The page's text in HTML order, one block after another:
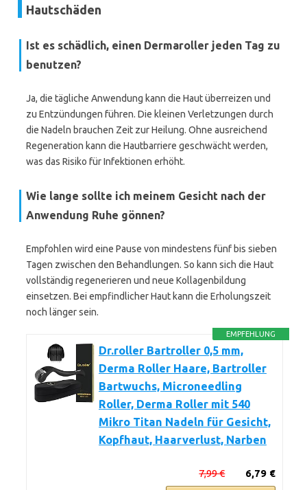
Hautschäden
Ist es schädlich, einen Dermaroller jeden Tag zu
benutzen?
Ja, die tägliche Anwendung kann die Haut überreizen und
zu Entzündungen führen. Die kleinen Verletzungen durch
die Nadeln brauchen Zeit zur Heilung. Ohne ausreichend
Regeneration kann die Hautbarriere geschwächt werden,
was das Risiko für Infektionen erhöht.
Wie lange sollte ich meinem Gesicht nach der
Anwendung Ruhe gönnen?
Empfohlen wird eine Pause von mindestens fünf bis sieben
Tagen zwischen den Behandlungen. So kann sich die Haut
vollständig regenerieren und neue Kollagenbildung
einsetzen. Bei empfindlicher Haut kann die Erholungszeit
noch länger sein.
EMPFEHLUNG
Dr.roller Bartroller 0,5 mm,
Derma Roller Haare, Bartroller
Bartwuchs, Microneedling
Roller, Derma Roller mit 540
Mikro Titan Nadeln für Gesicht,
Kopfhaut, Haarverlust, Narben
6,79 €
7,99 €